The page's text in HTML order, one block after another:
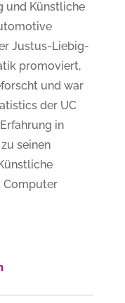
und Künstliche
Justus-Liebig-
promoviert,
und war
der UC
in
seinen
Computer